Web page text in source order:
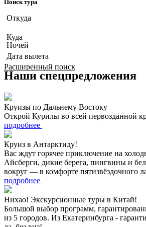
Поиск тура
Откуда
Куда
Дата вылета
Ночей
Расширенный поиск
Наши спецпредложения
Круизы по Дальнему Востоку
Открой Курилы во всей первозданной
подробнее
Круиз в Антарктиду!
Вас ждут горячее приключение на
Айсберги, дикие берега, пингвины и
вокруг — в комфорте пятизвёздочного
подробнее
Нихао! Экскурсионные туры в Китай!
Большой выбор программ,
из 5 городов. Из Екатеринбурга -